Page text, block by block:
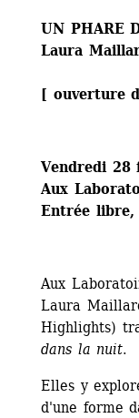
UN PHARE
Laura
[ ouverture
Vendredi 28
Aux
Entrée
Aux
Laura
Highlights)
dans la nuit.
Elles y
d'une forme